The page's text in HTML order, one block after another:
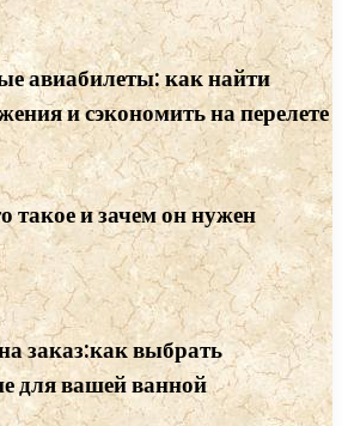
авиабилеты: как найти
и сэкономить на перелете
такое и зачем он нужен
заказ:как выбрать
для вашей ванной